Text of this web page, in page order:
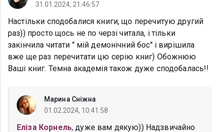
31.01.2024, 21:46:57
Настільки сподобалися книги, що перечитую другий
раз)) просто щось не по черзі читала, і тільки
закінчила читати " мій демонічний бос" і вирішила
вже ще раз перечитати цю серію книг) Обожнюю
Ваші книг. Темна академія також дуже сподобалась!!
Марина Сніжна
01.02.2024, 10:41:58
Еліза Корнель, дуже вам дякую)) Надзвичайно